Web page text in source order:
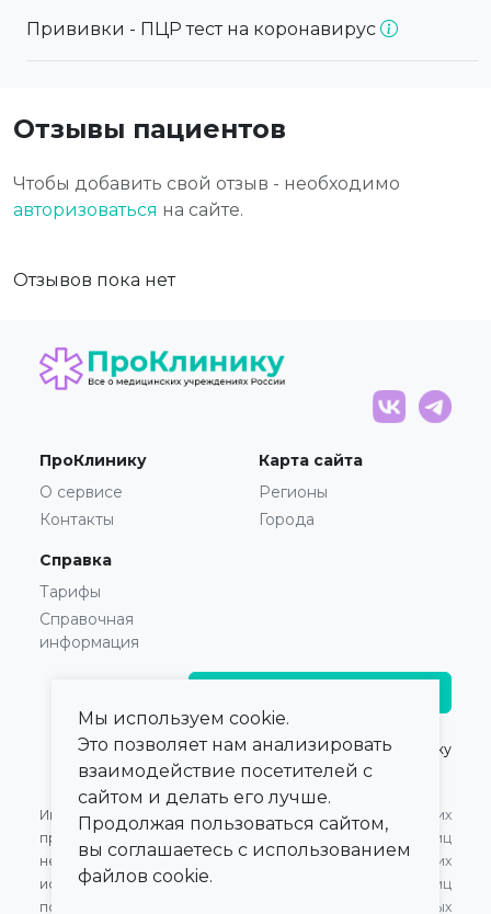
Прививки - ПЦР тест на коронавирус
Отзывы пациентов
Чтобы добавить свой отзыв - необходимо
авторизоваться на сайте.
Отзывов пока нет
ПроКлинику
О сервисе
Контакты
Карта сайта
Регионы
Города
Справка
Тарифы
Справочная
информация
© 2021 — 2026,ПроКлинику
Информация,
представленная на сайте,
не может быть
использована для
постановки диагноза,
Оферта для Юридических
лиц
Оферта для Физических
лиц
Обработка персональных
Мы используем cookie.
Это позволяет нам анализировать
взаимодействие посетителей с
сайтом и делать его лучше.
Продолжая пользоваться сайтом,
вы соглашаетесь с использованием
файлов cookie.